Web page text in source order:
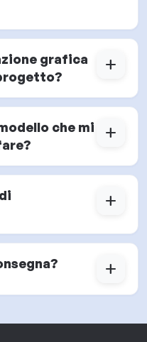
grafica
add
che mi
add
add
add